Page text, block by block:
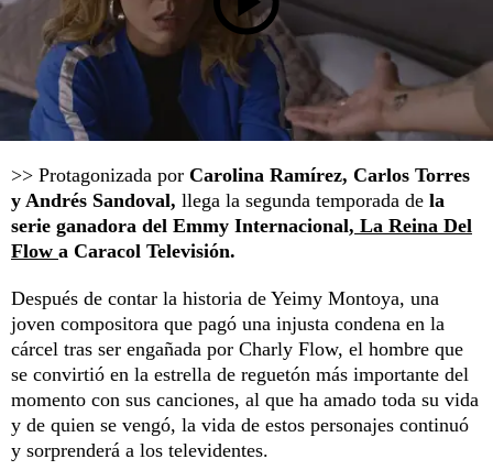
>> Protagonizada por Carolina Ramírez, Carlos Torres
y Andrés Sandoval, llega la segunda temporada de la
serie ganadora del Emmy Internacional, La Reina Del
Flow a Caracol Televisión.
Después de contar la historia de Yeimy Montoya, una
joven compositora que pagó una injusta condena en la
cárcel tras ser engañada por Charly Flow, el hombre que
se convirtió en la estrella de reguetón más importante del
momento con sus canciones, al que ha amado toda su vida
y de quien se vengó, la vida de estos personajes continuó
y sorprenderá a los televidentes.